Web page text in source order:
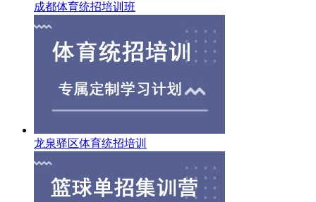
成都体育统招培训班
龙泉驿区体育统招培训